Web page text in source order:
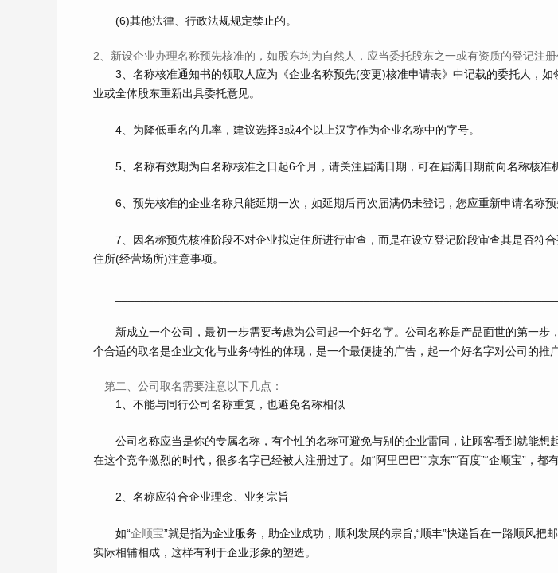
(6)其他法律、行政法规规定禁止的。
2、新设企业办理名称预先核准的，如股东均为自然人，应当委托股东之一或有资质的登记注册
3、名称核准通知书的领取人应为《企业名称预先(变更)核准申请表》中记载的委托人，如
业或全体股东重新出具委托意见。
4、为降低重名的几率，建议选择3或4个以上汉字作为企业名称中的字号。
5、名称有效期为自名称核准之日起6个月，请关注届满日期，可在届满日期前向名称核准
6、预先核准的企业名称只能延期一次，如延期后再次届满仍未登记，您应重新申请名称预
7、因名称预先核准阶段不对企业拟定住所进行审查，而是在设立登记阶段审查其是否符合
住所(经营场所)注意事项。
新成立一个公司，最初一步需要考虑为公司起一个好名字。公司名称是产品面世的第一步
个合适的取名是企业文化与业务特性的体现，是一个最便捷的广告，起一个好名字对公司的推
第二、公司取名需要注意以下几点：
1、不能与同行公司名称重复，也避免名称相似
公司名称应当是你的专属名称，有个性的名称可避免与别的企业雷同，让顾客看到就能想
在这个竞争激烈的时代，很多名字已经被人注册过了。如“阿里巴巴”“京东”“百度”“企顺宝”，都
2、名称应符合企业理念、业务宗旨
如“企顺宝”就是指为企业服务，助企业成功，顺利发展的宗旨;“顺丰”快递旨在一路顺风把
实际相辅相成，这样有利于企业形象的塑造。